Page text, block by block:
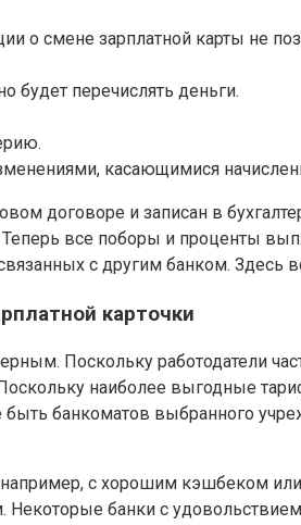
о смене зарплатной карты не
будет перечислять деньги.
касающимися
договоре и записан в
все поборы и проценты
с другим банком. Здесь
карточки
Поскольку работодатели
наиболее выгодные
банкоматов выбранного
с хорошим кэшбеком
банки с